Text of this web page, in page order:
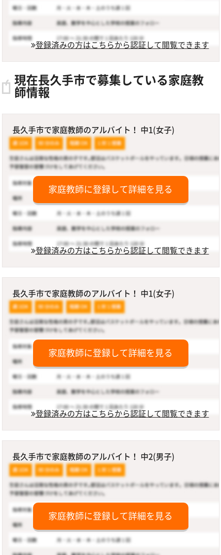
登録済みの方はこちらから認証して閲覧できます
現在長久手市で募集している家庭教
師情報
長久手市で家庭教師のアルバイト！ 中1(女子)
家庭教師に登録して詳細を見る
登録済みの方はこちらから認証して閲覧できます
長久手市で家庭教師のアルバイト！ 中1(女子)
家庭教師に登録して詳細を見る
登録済みの方はこちらから認証して閲覧できます
長久手市で家庭教師のアルバイト！ 中2(男子)
家庭教師に登録して詳細を見る